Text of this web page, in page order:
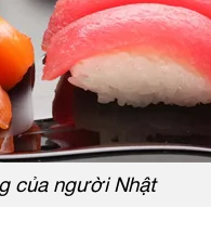
của người Nhật